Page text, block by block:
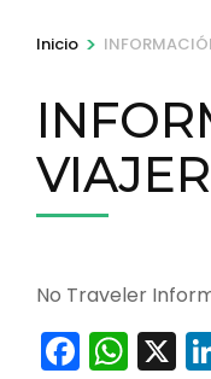
Inicio >
No Traveler
X